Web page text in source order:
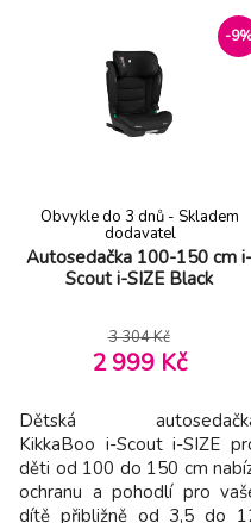
použití podsedáku
s pomocí 3-
bezpečnostních pásů vozidla,
spona podsedáku pomáhá
udržení pásů v optimální
-
Autosedačka 100-150 cm i-
Scout i-SIZE Black
Obvykle do 3 dnů - Skladem
dodavatel
3 304 Kč
2 999 Kč
Dětská
KikkaBoo i-Scout i-SIZE
děti od 100 do 150 cm
ochranu a pohodlí pro
dítě přibližně od 3,5 do